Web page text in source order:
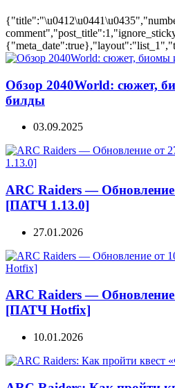
Обзор 2040World: сюжет,
билды
03.09.2025
ARC Raiders — Обновление
[ПАТЧ 1.13.0]
27.01.2026
ARC Raiders — Обновление
[ПАТЧ Hotfix]
10.01.2026